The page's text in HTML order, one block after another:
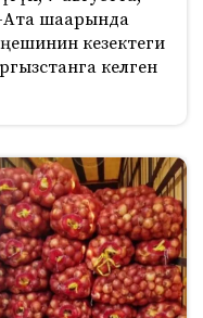
Ата шаарында
кезектеги
келген